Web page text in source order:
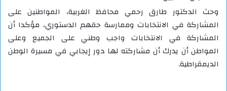
وحث الدكتور طارق رحمي محافظ الغربية، المواطنين على
المشاركة في الانتخابات وممارسة حقهم الدستوري، مؤكدا أن
المشاركة في الانتخابات واجب وطني على الجميع وعلى
المواطن أن يدرك أن مشاركته لها دور إيجابي في مسيرة الوطن
الديمقراطية.